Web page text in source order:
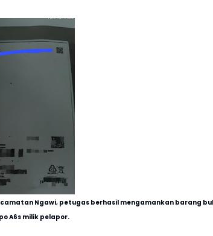
Ngawi, petugas berhasil mengamankan barang
A6s milik pelapor.